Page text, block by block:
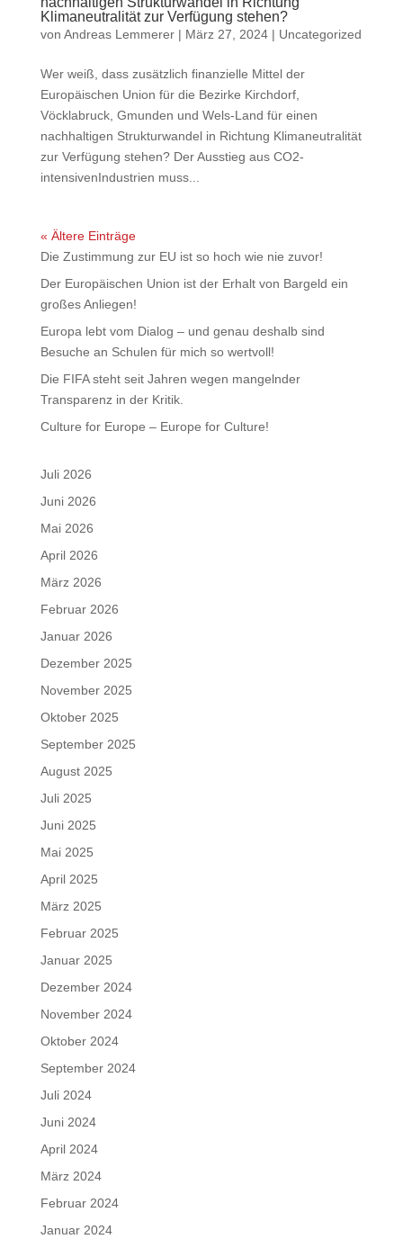
Klimaneutralität zur Verfügung stehen?
von Andreas Lemmerer| März 27, 2024| Uncategorized
Wer weiß, dass zusätzlich finanzielle Mittel der
Europäischen Union für die Bezirke Kirchdorf,
Vöcklabruck, Gmunden und Wels-Land für einen
nachhaltigen Strukturwandel in Richtung Klimaneutralität
zur Verfügung stehen? Der Ausstieg aus CO2-
intensivenIndustrien muss...
« Ältere Einträge
Die Zustimmung zur EU ist so hoch wie nie zuvor!
Der Europäischen Union ist der Erhalt von Bargeld ein
großes Anliegen!
Europa lebt vom Dialog – und genau deshalb sind
Besuche an Schulen für mich so wertvoll!
Die FIFA steht seit Jahren wegen mangelnder
Transparenz in der Kritik.
Culture for Europe – Europe for Culture!
Juli 2026
Juni 2026
Mai 2026
April 2026
März 2026
Februar 2026
Januar 2026
Dezember 2025
November 2025
Oktober 2025
September 2025
August 2025
Juli 2025
Juni 2025
Mai 2025
April 2025
März 2025
Februar 2025
Januar 2025
Dezember 2024
November 2024
Oktober 2024
September 2024
Juli 2024
Juni 2024
April 2024
März 2024
Februar 2024
Januar 2024